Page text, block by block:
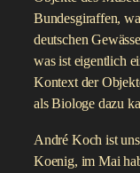
Bundesgiraffen,
deutschen
was ist eigentlich
Kontext der
als Biologe dazu
André Koch ist
Koenig, im Mai